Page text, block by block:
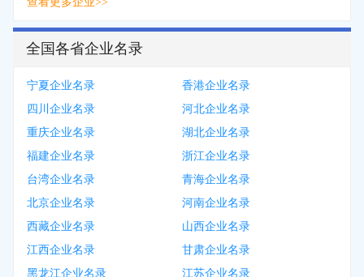
全国各省企业名录
宁夏企业名录
香港企业名录
四川企业名录
河北企业名录
重庆企业名录
湖北企业名录
福建企业名录
浙江企业名录
台湾企业名录
青海企业名录
北京企业名录
河南企业名录
西藏企业名录
山西企业名录
江西企业名录
甘肃企业名录
黑龙江企业名录
江苏企业名录